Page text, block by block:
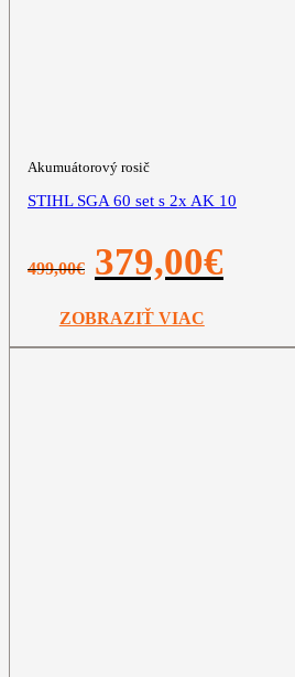
Akumuátorový rosič
STIHL SGA 60 set s 2x AK 10
499,00€
Pôvodná
cena
499,00€.
379,00€
ZOBRAZIŤ VIAC